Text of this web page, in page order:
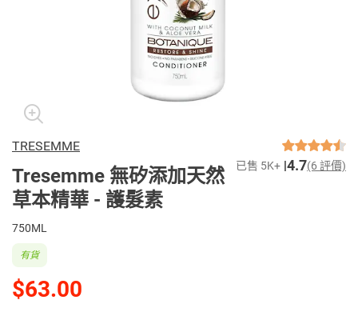
TRESEMME
Tresemme 無矽添加天然
草本精華 - 護髮素
已售 5K+ 4.7(6 評價)
750ML
$63.00
有貨